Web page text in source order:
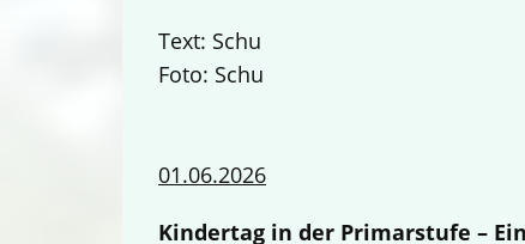
Text: Schu
Foto: Schu
01.06.2026
Kindertag in der Primarstufe –